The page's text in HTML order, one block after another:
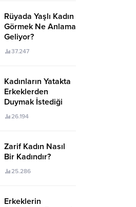
Rüyada Yaşlı Kadın
Görmek Ne Anlama
Geliyor?
37.247
Kadınların Yatakta
Erkeklerden
Duymak İstediği
Sözler
26.194
Zarif Kadın Nasıl
Bir Kadındır?
25.286
Erkeklerin